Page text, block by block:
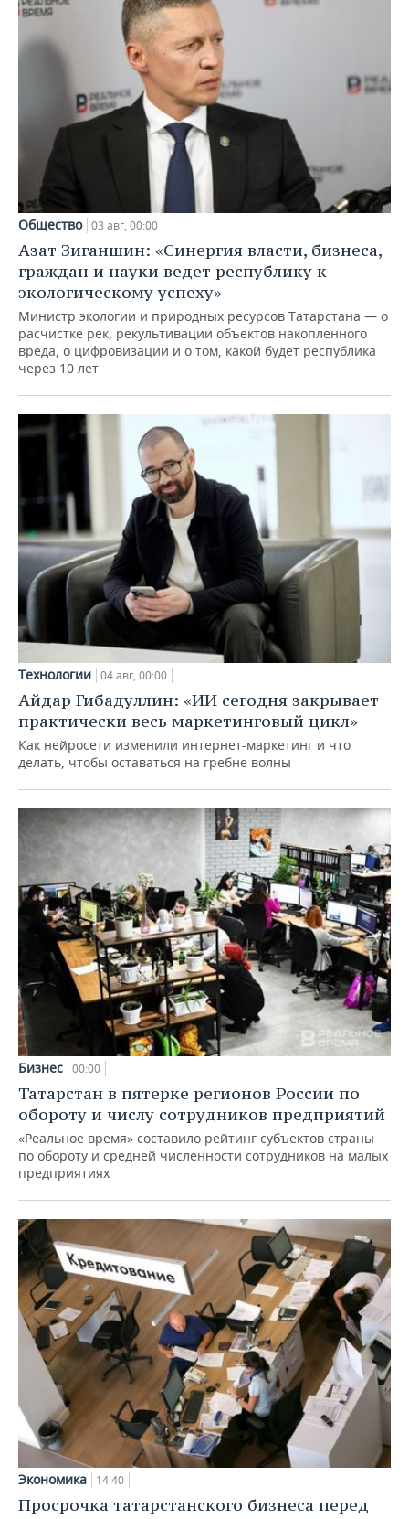
Общество 03 авг, 00:00
Азат Зиганшин: «Синергия власти, бизнеса,
граждан и науки ведет республику к
экологическому успеху»
Министр экологии и природных ресурсов Татарстана — о
расчистке рек, рекультивации объектов накопленного
вреда, о цифровизации и о том, какой будет республика
через 10 лет
Технологии 04 авг, 00:00
Айдар Гибадуллин: «ИИ сегодня закрывает
практически весь маркетинговый цикл»
Как нейросети изменили интернет-маркетинг и что
делать, чтобы оставаться на гребне волны
Бизнес 00:00
Татарстан в пятерке регионов России по
обороту и числу сотрудников предприятий
«Реальное время» составило рейтинг субъектов страны
по обороту и средней численности сотрудников на малых
предприятиях
Экономика 14:40
Просрочка татарстанского бизнеса перед